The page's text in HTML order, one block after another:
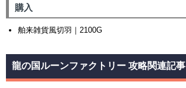
購入
舶来雑貨風切羽｜2100G
龍の国ルーンファクトリー 攻略関連記事